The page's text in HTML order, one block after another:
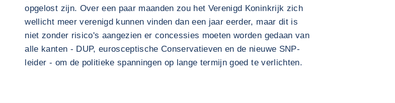
opgelost zijn. Over een paar maanden zou het Verenigd Koninkrijk zich
wellicht meer verenigd kunnen vinden dan een jaar eerder, maar dit is
niet zonder risico's aangezien er concessies moeten worden gedaan van
alle kanten - DUP, eurosceptische Conservatieven en de nieuwe SNP-
leider - om de politieke spanningen op lange termijn goed te verlichten.